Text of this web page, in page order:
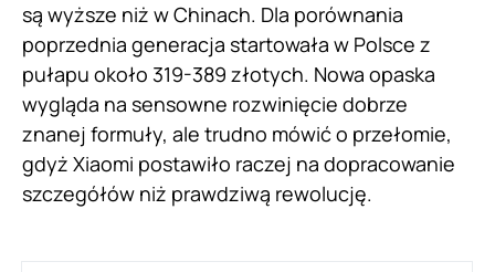
są wyższe niż w Chinach. Dla porównania
poprzednia generacja startowała w Polsce z
pułapu około 319-389 złotych. Nowa opaska
wygląda na sensowne rozwinięcie dobrze
znanej formuły, ale trudno mówić o przełomie,
gdyż Xiaomi postawiło raczej na dopracowanie
szczegółów niż prawdziwą rewolucję.